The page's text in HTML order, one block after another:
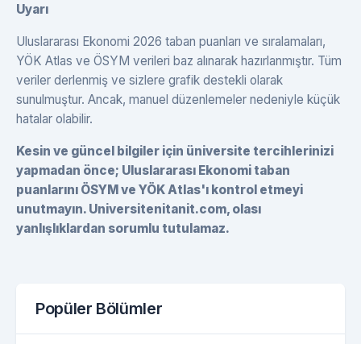
Uyarı
Uluslararası Ekonomi 2026 taban puanları ve sıralamaları,
YÖK Atlas ve ÖSYM verileri baz alınarak hazırlanmıştır. Tüm
veriler derlenmiş ve sizlere grafik destekli olarak
sunulmuştur. Ancak, manuel düzenlemeler nedeniyle küçük
hatalar olabilir.
Kesin ve güncel bilgiler için üniversite tercihlerinizi
yapmadan önce; Uluslararası Ekonomi taban
puanlarını ÖSYM ve YÖK Atlas'ı kontrol etmeyi
unutmayın. Universitenitanit.com, olası
yanlışlıklardan sorumlu tutulamaz.
Popüler Bölümler